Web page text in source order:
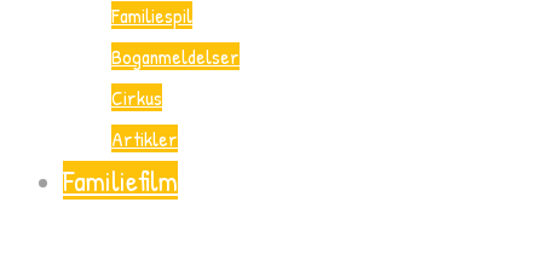
Familiespil
Boganmeldelser
Cirkus
Artikler
Familiefilm